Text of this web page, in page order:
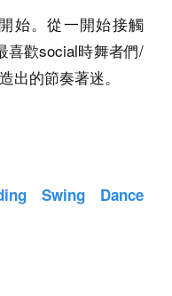
始。從一開始接觸
喜歡social時舞者們/
出的節奏著迷。
Swing Dance